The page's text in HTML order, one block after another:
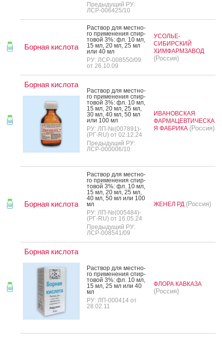
Предыдущий РУ:
ЛСР-006425/10
Борная кислота
Рас­твор для мес­тно­
го при­мене­ния спир­
то­вой 3%: фл. 10 мл,
15 мл, 20 мл, 25 мл
или 40 мл
РУ: ЛСР-008550/09
от 26.10.09
УСОЛЬЕ-
СИБИРСКИЙ
ХИМФАРМЗАВОД
(Россия)
Борная кислота
Рас­твор для мес­тно­
го при­мене­ния спир­
то­вой 3%: фл. 10 мл,
15 мл, 20 мл, 25 мл,
30 мл, 40 мл, 50 мл
или 100 мл
РУ: ЛП-№(007891)-
(РГ-RU) от 02.12.24
Предыдущий РУ:
ЛСР-000006/10
ИВАНОВСКАЯ
ФАРМАЦЕВТИЧЕСКА
Я ФАБРИКА (Россия)
Борная кислота
Рас­твор для мес­тно­
го при­мене­ния спир­
то­вой 3%: фл. 10 мл,
15 мл, 20 мл, 25 мл,
40 мл, 50 мл или 100
мл
РУ: ЛП-№(005484)-
(РГ-RU) от 16.05.24
Предыдущий РУ:
ЛСР-008541/09
ЖЕНЕЛ РД (Россия)
Борная кислота
Рас­твор для мес­тно­
го при­мене­ния спир­
то­вой 3%: фл. 10 мл,
15 мл, 25 мл или 40
мл
РУ: ЛП-000414 от
28.02.11
ФЛОРА КАВКАЗА
(Россия)